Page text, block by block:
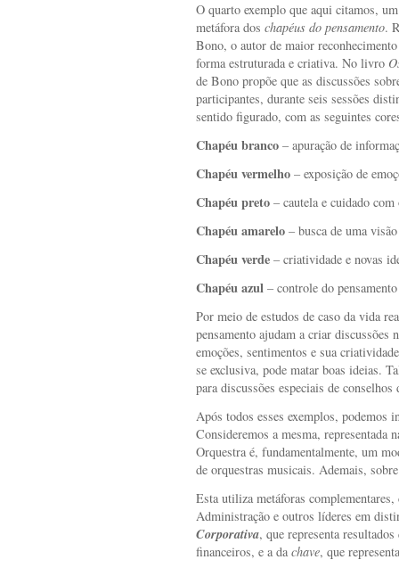
O quarto exemplo que aqui citamos,
metáfora dos chapéus do pensamento.
Bono, o autor de maior
forma estruturada e criativa. No livro
de Bono propõe que as discussões
participantes, durante seis sessões
sentido figurado, com as seguintes
Chapéu branco – apuração de
Chapéu vermelho – exposição de
Chapéu preto – cautela e cuidado
Chapéu amarelo – busca de uma
Chapéu verde – criatividade e novas
Chapéu azul – controle do
Por meio de estudos de caso da vida
pensamento ajudam a criar discussões
emoções, sentimentos e sua
se exclusiva, pode matar boas ideias.
para discussões especiais de
Após todos esses exemplos, podemos
Consideremos a mesma, representada
Orquestra é, fundamentalmente, um
de orquestras musicais. Ademais,
Esta utiliza metáforas
Administração e outros líderes em
Corporativa, que representa
financeiros, e a da chave, que